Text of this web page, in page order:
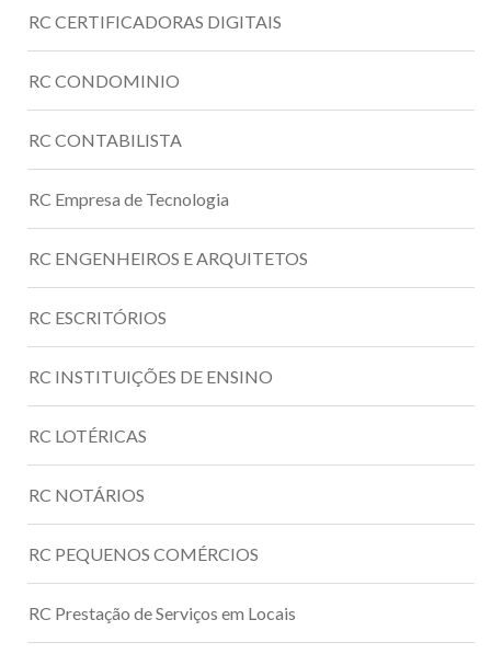
RC CERTIFICADORAS DIGITAIS
RC CONDOMINIO
RC CONTABILISTA
RC Empresa de Tecnologia
RC ENGENHEIROS E ARQUITETOS
RC ESCRITÓRIOS
RC INSTITUIÇÕES DE ENSINO
RC LOTÉRICAS
RC NOTÁRIOS
RC PEQUENOS COMÉRCIOS
RC Prestação de Serviços em Locais